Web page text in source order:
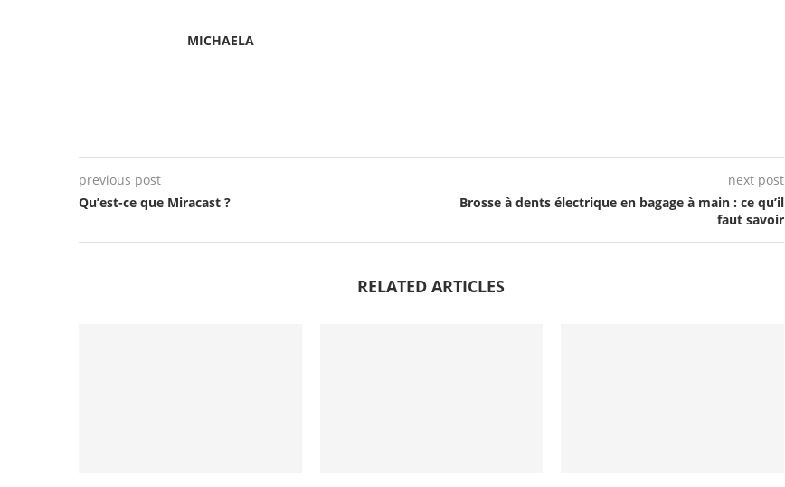
MICHAELA
previous post
Qu’est-ce que Miracast ?
next post
Brosse à dents électrique en bagage à main : ce qu’il
faut savoir
RELATED ARTICLES